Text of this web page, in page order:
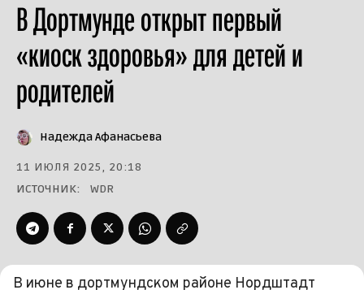
В Дортмунде открыт первый
«киоск здоровья» для детей и
родителей
Надежда Афанасьева
11 ИЮЛЯ 2025, 20:18
ИСТОЧНИК:
WDR
В июне в дортмундском районе Нордштадт